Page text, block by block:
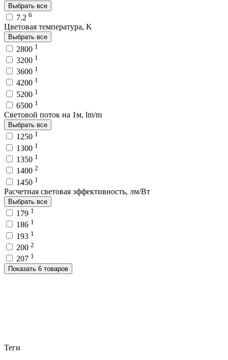
Выбрать все
7.2 6
Цветовая температура, K
Выбрать все
2800 1
3200 1
3600 1
4200 1
5200 1
6500 1
Световой поток на 1м, lm/m
Выбрать все
1250 1
1300 1
1350 1
1400 2
1450 1
Расчетная световая эффективность, лм/Вт
Выбрать все
179 1
186 1
193 1
200 2
207 1
Показать 6 товаров
Теги